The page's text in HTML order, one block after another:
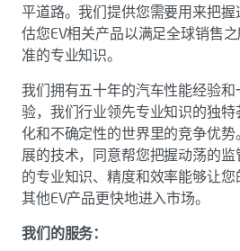
平道路。我们提供您需要用来把
估您EV相关产品以满足全球销售
准的专业知识。
我们拥有五十年的汽车性能经验
验，我们行业领先专业知识的独
化和不确定性的世界里的竞争优
展的技术，同意帮您把握动荡的
的专业知识、精度和效率能够让
其他EV产品更快地进入市场。
我们的服务：